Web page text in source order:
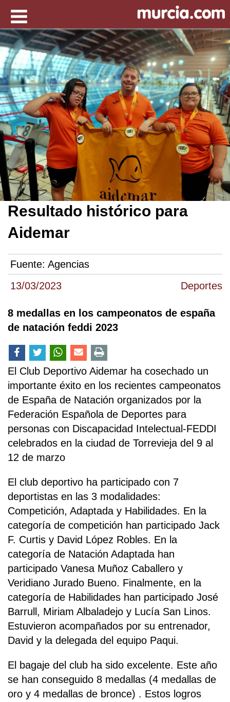
13/03/2023 Deportes
Resultado histórico para
Aidemar
Fuente: Agencias
8 medallas en los campeonatos de españa
de natación feddi 2023
El Club Deportivo Aidemar ha cosechado un
importante éxito en los recientes campeonatos
de España de Natación organizados por la
Federación Española de Deportes para
personas con Discapacidad Intelectual-FEDDI
celebrados en la ciudad de Torrevieja del 9 al
12 de marzo
El club deportivo ha participado con 7
deportistas en las 3 modalidades:
Competición, Adaptada y Habilidades. En la
categoría de competición han participado Jack
F. Curtis y David López Robles. En la
categoría de Natación Adaptada han
participado Vanesa Muñoz Caballero y
Veridiano Jurado Bueno. Finalmente, en la
categoría de Habilidades han participado José
Barrull, Miriam Albaladejo y Lucía San Linos.
Estuvieron acompañados por su entrenador,
David y la delegada del equipo Paqui.
El bagaje del club ha sido excelente. Este año
se han conseguido 8 medallas (4 medallas de
oro y 4 medallas de bronce) . Estos logros